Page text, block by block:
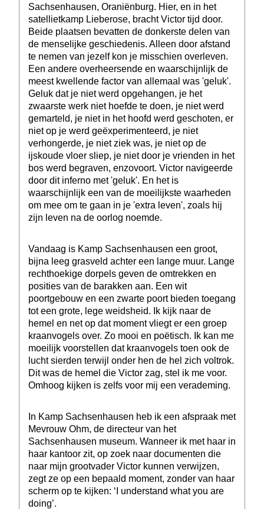
Sachsenhausen, Oraniënburg. Hier, en in het
satellietkamp Lieberose, bracht Victor tijd door.
Beide plaatsen bevatten de donkerste delen van
de menselijke geschiedenis. Alleen door afstand
te nemen van jezelf kon je misschien overleven.
Een andere overheersende en waarschijnlijk de
meest kwellende factor van allemaal was 'geluk'.
Geluk dat je niet werd opgehangen, je het
zwaarste werk niet hoefde te doen, je niet werd
gemarteld, je niet in het hoofd werd geschoten, er
niet op je werd geëxperimenteerd, je niet
verhongerde, je niet ziek was, je niet op de
ijskoude vloer sliep, je niet door je vrienden in het
bos werd begraven, enzovoort. Victor navigeerde
door dit inferno met 'geluk'. En het is
waarschijnlijk een van de moeilijkste waarheden
om mee om te gaan in je 'extra leven', zoals hij
zijn leven na de oorlog noemde.
Vandaag is Kamp Sachsenhausen een groot,
bijna leeg grasveld achter een lange muur. Lange
rechthoekige dorpels geven de omtrekken en
posities van de barakken aan. Een wit
poortgebouw en een zwarte poort bieden toegang
tot een grote, lege weidsheid. Ik kijk naar de
hemel en net op dat moment vliegt er een groep
kraanvogels over. Zo mooi en poëtisch. Ik kan me
moeilijk voorstellen dat kraanvogels toen ook de
lucht sierden terwijl onder hen de hel zich voltrok.
Dit was de hemel die Victor zag, stel ik me voor.
Omhoog kijken is zelfs voor mij een verademing.
In Kamp Sachsenhausen heb ik een afspraak met
Mevrouw Ohm, de directeur van het
Sachsenhausen museum. Wanneer ik met haar in
haar kantoor zit, op zoek naar documenten die
naar mijn grootvader Victor kunnen verwijzen,
zegt ze op een bepaald moment, zonder van haar
scherm op te kijken: ‘I understand what you are
doing’.